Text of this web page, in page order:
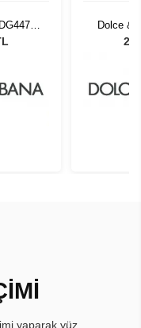
Dolce &
501/
yaparak yüz